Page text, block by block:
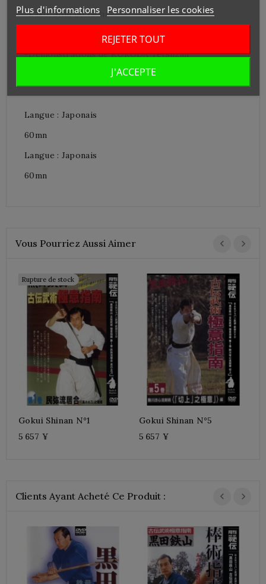
-Zako, Shin no tachi
-Gyo no tachi, Yokobarai
-Démonstrations de KURODA Tetsuzan
Langue : Japonais
60mn
Langue : Japonais
60mn
Vous Pourriez Aussi Aimer
Rupture de stock
Gokui Shinan N°1
5 657 ¥
Gokui Shinan N°5
5 657 ¥
Clients Ayant Acheté Ce Produit :
Plus d'informations Personnaliser les cookies
REJETER TOUT
J'ACCEPTE